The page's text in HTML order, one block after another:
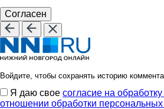
Согласен
Войдите, чтобы сохранять историю
Я даю свое согласие на
отношении обработки